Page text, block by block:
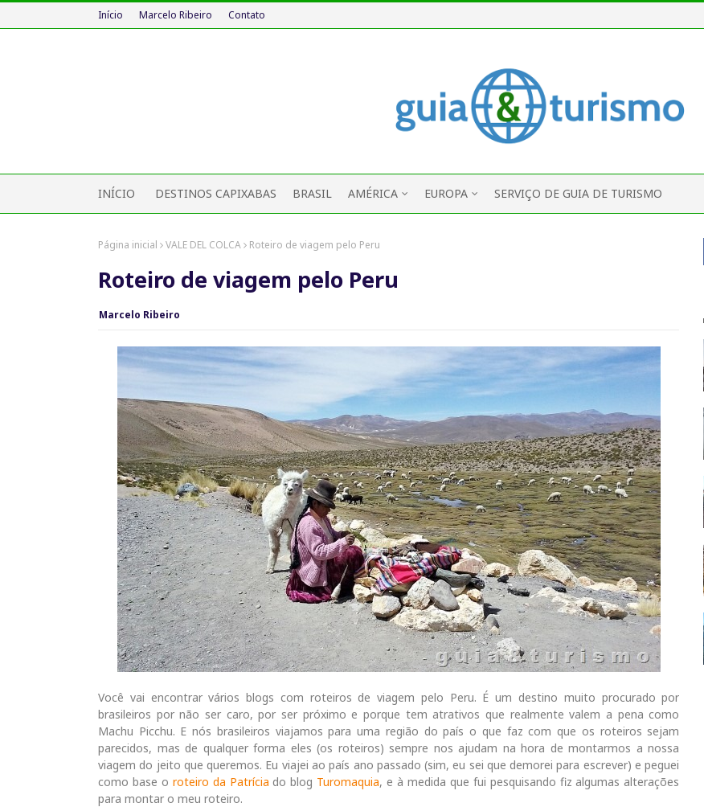
Início Marcelo Ribeiro Contato
INÍCIO DESTINOS CAPIXABAS BRASIL AMÉRICA EUROPA SERVIÇO DE GUIA DE TURISMO
Página inicial VALE DEL COLCA Roteiro de viagem pelo Peru
Roteiro de viagem pelo Peru
Marcelo Ribeiro
Você vai encontrar vários blogs com roteiros de viagem pelo Peru. É um destino muito procurado por
brasileiros por não ser caro, por ser próximo e porque tem atrativos que realmente valem a pena como
Machu Picchu. E nós brasileiros viajamos para uma região do país o que faz com que os roteiros sejam
parecidos, mas de qualquer forma eles (os roteiros) sempre nos ajudam na hora de montarmos a nossa
viagem do jeito que queremos. Eu viajei ao país ano passado (sim, eu sei que demorei para escrever) e peguei
como base o roteiro da Patrícia do blog Turomaquia, e à medida que fui pesquisando fiz algumas alterações
para montar o meu roteiro.